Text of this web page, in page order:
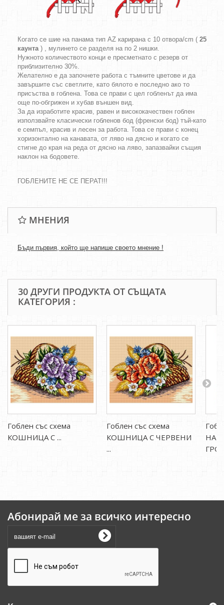
Когато се шие на панама тип AZ карирана с 10 отвора/cm ( 25
каунта) , мулинето се разделя на по 2 нишки.
Нужното количеството конци е пресметнато с резерв от
приблизително 30%.
Желателно е да започнете работа с тъмните цветове и да
завършите със светлите, като бялото е последно ако то
присъства в гоблена. Това се прави с цел гобленът да има
още по-обгрижен и хубав външен вид.
За да изработите красив, равен и висококачествен гоблен
използвайте класически гобленов бод (френски бод) тъй-като
е семпъл, красив и лесен за работа. Това се прави с конец
хоризонтално на канавата, от ляво на дясно и когато се
стигне до края на реда от дясно на ляво, запазвайки същия
наклон на бодовете.
ГОБЛЕНИТЕ НЕ СЕ ПЕРАТ!!!
МНЕНИЯ
Бъди първия, който ще напише своето мнение !
30 ДРУГИ ПРОДУКТА ОТ СЪЩАТА
КАТЕГОРИЯ :
Гоблен със схема
КОШНИЦА С ...
Гоблен със схема
КОШНИЦА С ЧЕРВЕНИ
...
Абонирай ме за всичко интересно